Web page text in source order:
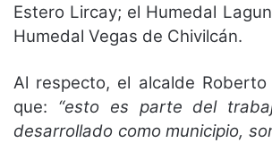
Estero Lircay; el Humedal
Humedal Vegas de Chivilcán.
Al respecto, el alcalde
que: “esto es parte del
desarrollado como municipio,